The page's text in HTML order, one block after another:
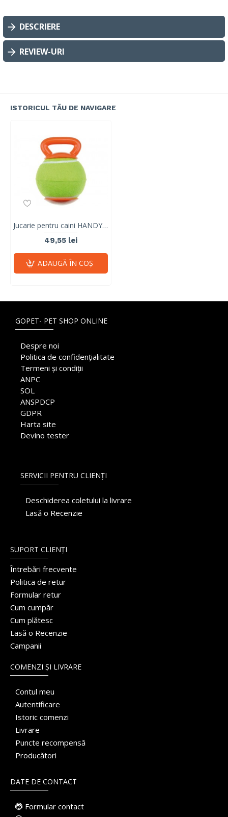
DESCRIERE
REVIEW-URI
ISTORICUL TĂU DE NAVIGARE
Jucarie pentru caini HANDY Ball M-PETS, orange & verde, 23,5x12,7x12,7 cm
49,55 lei
ADAUGĂ ÎN COŞ
GOPET- PET SHOP ONLINE
Despre noi
Politica de confidențialitate
Termeni și condiții
ANPC
SOL
ANSPDCP
GDPR
Harta site
Devino tester
SERVICII PENTRU CLIENȚI
Deschiderea coletului la livrare
Lasă o Recenzie
SUPORT CLIENȚI
Întrebări frecvente
Politica de retur
Formular retur
Cum cumpăr
Cum plătesc
Lasă o Recenzie
Campanii
COMENZI ȘI LIVRARE
Contul meu
Autentificare
Istoric comenzi
Livrare
Puncte recompensă
Producători
DATE DE CONTACT
Formular contact